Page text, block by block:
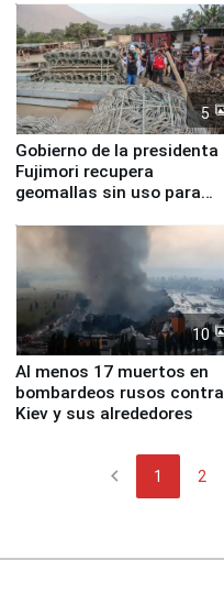
5
Gobierno de la presidenta
Fujimori recupera
geomallas sin uso para
Fenómeno El Niño
10
Al menos 17 muertos en
bombardeos rusos contra
Kiev y sus alrededores
chevron_left 1 2